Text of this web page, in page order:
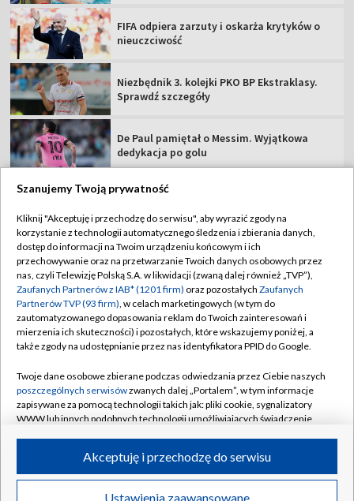
FIFA odpiera zarzuty i oskarża krytyków o
nieuczciwość
Niezbędnik 3. kolejki PKO BP Ekstraklasy.
Sprawdź szczegóły
De Paul pamiętał o Messim. Wyjątkowa
dedykacja po golu
TVP
Abonament TVP
Sklep TVP
Biuro Reklamy
Oferta Handlowa
Emisja w TVP
Rada Programowa
Ogłoszenia przetargowe
Akademia Telewizyjna
Regulamin TVP
Polityka prywatności
Moje zgody
Biuro reklamy
Kanały
©2026 Telewizja Polska Spółka Akcyjna w likwidacji
Szanujemy Twoją prywatność
Kliknij "Akceptuję i przechodzę do serwisu", aby wyrazić zgody na
korzystanie z technologii automatycznego śledzenia i zbierania danych,
dostęp do informacji na Twoim urządzeniu końcowym i ich
przechowywanie oraz na przetwarzanie Twoich danych osobowych przez
nas, czyli Telewizję Polską S.A. w likwidacji (zwaną dalej również „TVP”),
Zaufanych Partnerów z IAB* (1201 firm) oraz pozostałych Zaufanych
Partnerów TVP (93 firm), w celach marketingowych (w tym do
zautomatyzowanego dopasowania reklam do Twoich zainteresowań i
mierzenia ich skuteczności) i pozostałych, które wskazujemy poniżej, a
także zgody na udostępnianie przez nas identyfikatora PPID do Google.
Twoje dane osobowe zbierane podczas odwiedzania przez Ciebie naszych
poszczególnych serwisówzwanych dalej „Portalem”, w tym informacje
zapisywane za pomocą technologii takich jak: pliki cookie, sygnalizatory
WWW lub innych podobnych technologii umożliwiających świadczenie
ruchu w Internecie.
Twoje dane osobowe zbierane podczas odwiedzania przez Ciebie
Ustawienia zaawansowane
Akceptuję i przechodzę do serwisu